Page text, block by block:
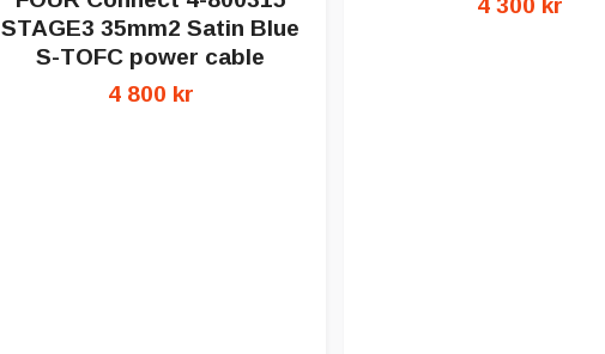
STAGE3 35mm2 Satin Blue
S-TOFC power cable
4 800 kr
4 300 kr